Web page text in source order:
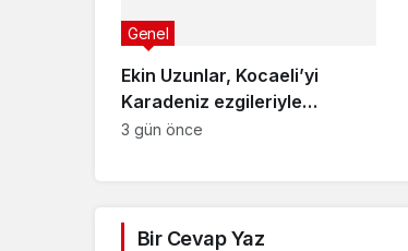
Ekin Uzunlar, Kocaeli’yi
Karadeniz ezgileriyle
coşturdu
Genel
3 gün önce
Bir Cevap Yaz